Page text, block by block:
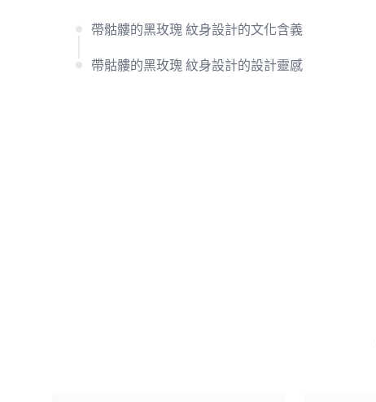
帶骷髏的黑玫瑰 紋身設計的文化含義
帶骷髏的黑玫瑰 紋身設計的設計靈感